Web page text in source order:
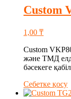
Custom
1,00 ₸
Custom
және ТМД
бәсекеге
Себетке қосу